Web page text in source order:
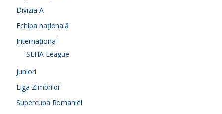
Divizia A
Echipa națională
Internațional
SEHA League
Juniori
Liga Zimbrilor
Supercupa Romaniei